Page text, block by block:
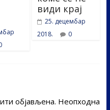
види крај
25. децембар
2018.
0
објављена. Неопходна